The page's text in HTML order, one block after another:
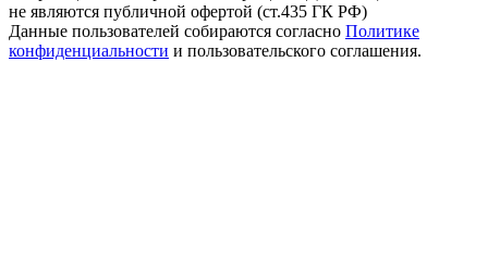
не являются публичной офертой (ст.435 ГК РФ)
Данные пользователей собираются согласно Политике
конфиденциальности и пользовательского соглашения.